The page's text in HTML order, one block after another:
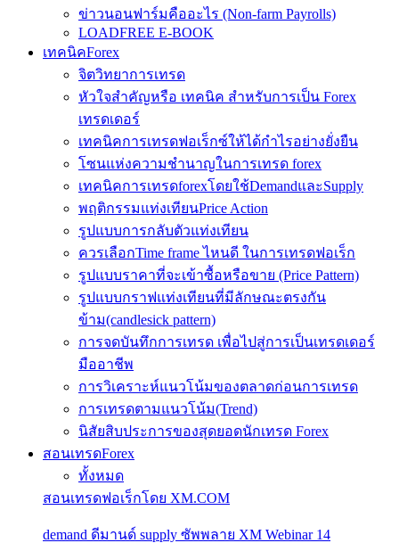
ข่าวนอนฟาร์มคืออะไร (Non-farm Payrolls)
LOADFREE E-BOOK
เทคนิคForex
จิตวิทยาการเทรด
หัวใจสำคัญหรือ เทคนิค สำหรับการเป็น Forex
เทรดเดอร์
เทคนิคการเทรดฟอเร็กซ์ให้ได้กำไรอย่างยั่งยืน
โซนแห่งความชำนาญในการเทรด forex
เทคนิคการเทรดforexโดยใช้DemandและSupply
พฤติกรรมแท่งเทียนPrice Action
รูปแบบการกลับตัวแท่งเทียน
ควรเลือกTime frame ไหนดี ในการเทรดฟอเร็ก
รูปแบบราคาที่จะเข้าซื้อหรือขาย (Price Pattern)
รูปแบบกราฟแท่งเทียนที่มีลักษณะตรงกัน
ข้าม(candlesick pattern)
การจดบันทึกการเทรด เพื่อไปสู่การเป็นเทรดเดอร์
มืออาชีพ
การวิเคราะห์แนวโน้มของตลาดก่อนการเทรด
การเทรดตามแนวโน้ม(Trend)
นิสัยสิบประการของสุดยอดนักเทรด Forex
สอนเทรดForex
ทั้งหมด
สอนเทรดฟอเร็กโดย XM.COM
demand ดีมานด์ supply ซัพพลาย XM Webinar 14